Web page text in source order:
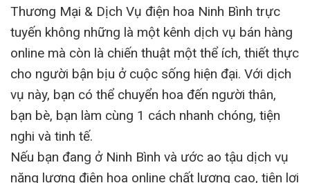
Thương Mại & Dịch Vụ điện hoa Ninh Bình trực
tuyến không những là một kênh dịch vụ bán hàng
online mà còn là chiến thuật một thể ích, thiết thực
cho người bận bịu ở cuộc sống hiện đại. Với dịch
vụ này, bạn có thể chuyển hoa đến người thân,
bạn bè, bạn làm cùng 1 cách nhanh chóng, tiện
nghi và tinh tế.
Nếu bạn đang ở Ninh Bình và ước ao tậu dịch vụ
năng lượng điện hoa online chất lượng cao, tiện lợi